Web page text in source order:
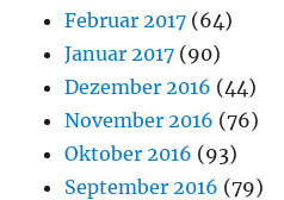
Februar 2017 (64)
Januar 2017 (90)
Dezember 2016 (44)
November 2016 (76)
Oktober 2016 (93)
September 2016 (79)